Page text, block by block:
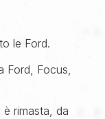
le Ford.
Ford, Focus,
è rimasta, da